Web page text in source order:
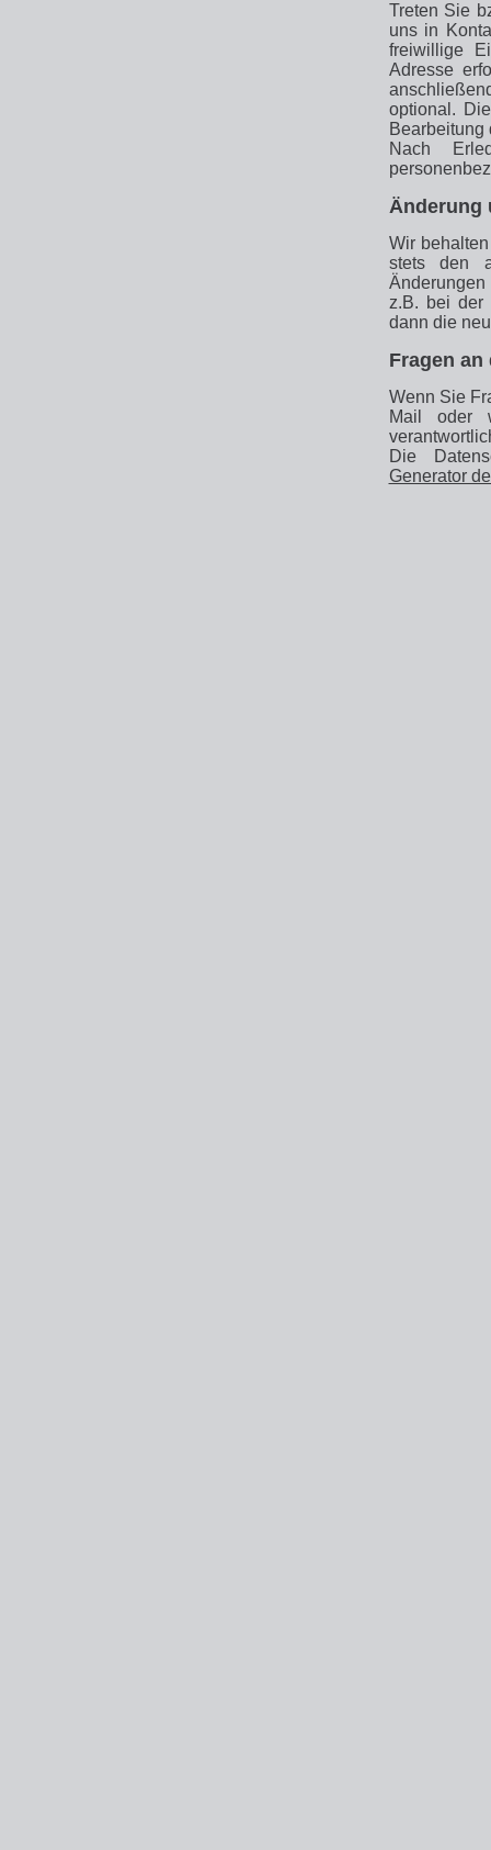
Treten Sie
uns in
freiwillige
Adresse
optional.
Bearbeitung
Nach
Änderung
Wir
stets den
Änderungen
z.B. bei der
dann die
Fragen
Wenn Sie
Mail oder
Die
Generator